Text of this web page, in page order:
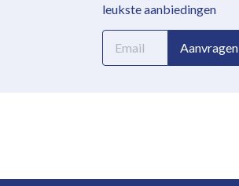
leukste aanbiedingen
E-
mailadres
Aanvragen